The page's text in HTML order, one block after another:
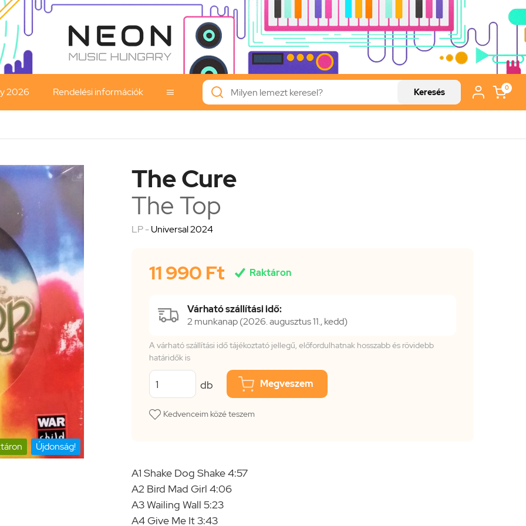
2026 Rendelési információk  Keresés 0
Újdonság!
The Cure
The Top
LP -Universal 2024
11 990 Ft  Raktáron
Várható szállítási idő:
2 munkanap (2026. augusztus 11., kedd)
A várható szállítási idő tájékoztató jellegű, előfordulhatnak hosszabb és rövidebb
határidők is
db Megveszem
Kedvenceim közé teszem
A1 Shake Dog Shake 4:57
A2 Bird Mad Girl 4:06
A3 Wailing Wall 5:23
A4 Give Me It 3:43